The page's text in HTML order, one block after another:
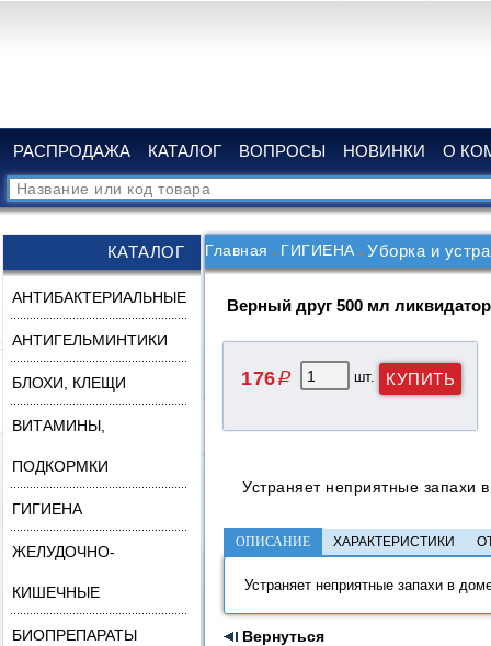
РАСПРОДАЖА КАТАЛОГ ВОПРОСЫ НОВИНКИ О
КАТАЛОГ
АНТИБАКТЕРИАЛЬНЫЕ
АНТИГЕЛЬМИНТИКИ
БЛОХИ, КЛЕЩИ
ВИТАМИНЫ,
ПОДКОРМКИ
ГИГИЕНА
ЖЕЛУДОЧНО-
КИШЕЧНЫЕ
БИОПРЕПАРАТЫ
Главная ГИГИЕНА Уборка и
Верный друг 500 мл
176q шт.
Устраняет неприятные запахи
ОПИСАНИЕ ХАРАКТЕРИСТИКИ
Устраняет неприятные запахи в
Вернуться